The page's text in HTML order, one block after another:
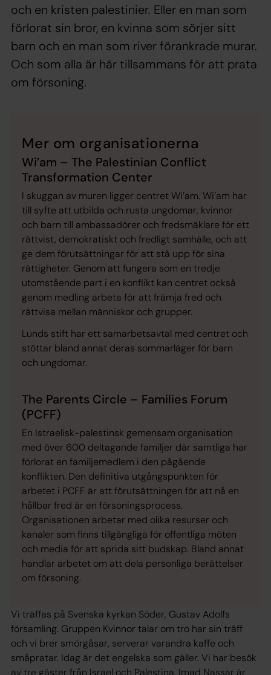
och en kristen palestinier. Eller en man som
förlorat sin bror, en kvinna som sörjer sitt
barn och en man som river förankrade murar.
Och som alla är här tillsammans för att prata
om försoning.
Mer om organisationerna
Wi’am – The Palestinian Conflict
Transformation Center
I skuggan av muren ligger centret Wi’am. Wi’am har
till syfte att utbilda och rusta ungdomar, kvinnor
och barn till ambassadörer och fredsmäklare för ett
rättvist, demokratiskt och fredligt samhälle, och att
ge dem förutsättningar för att stå upp för sina
rättigheter. Genom att fungera som en tredje
utomstående part i en konflikt kan centret också
genom medling arbeta för att främja fred och
rättvisa mellan människor och grupper.
Lunds stift har ett samarbetsavtal med centret och
stöttar bland annat deras sommarläger för barn
och ungdomar.
The Parents Circle – Families Forum
(PCFF)
En Istraelisk-palestinsk gemensam organisation
med över 600 deltagande familjer där samtliga har
förlorat en familjemedlem i den pågående
konflikten. Den definitiva utgångspunkten för
arbetet i PCFF är att förutsättningen för att nå en
hållbar fred är en försoningsprocess.
Organisationen arbetar med olika resurser och
kanaler som finns tillgängliga för offentliga möten
och media för att sprida sitt budskap. Bland annat
handlar arbetet om att dela personliga berättelser
om försoning.
Vi träffas på Svenska kyrkan Söder, Gustav Adolfs
församling. Gruppen Kvinnor talar om tro har sin träff
och vi brer smörgåsar, serverar varandra kaffe och
småpratar. Idag är det engelska som gäller. Vi har besök
av tre gäster från Israel och Palestina. Imad Nassar är